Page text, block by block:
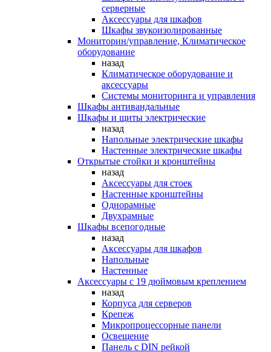
серверные
Аксессуары для шкафов
Шкафы звукоизолированные
Мониторин/управление, Климатическое
оборудование
назад
Климатическое оборудование и
аксессуары
Системы мониторинга и управления
Шкафы антивандальные
Шкафы и щиты электрические
назад
Напольные электрические шкафы
Настенные электрические шкафы
Открытые стойки и кронштейны
назад
Аксессуары для стоек
Настенные кронштейны
Однорамные
Двухрамные
Шкафы всепогодные
назад
Аксессуары для шкафов
Напольные
Настенные
Аксессуары с 19 дюймовым креплением
назад
Корпуса для серверов
Крепеж
Микропроцессорные панели
Освещение
Панель с DIN рейкой